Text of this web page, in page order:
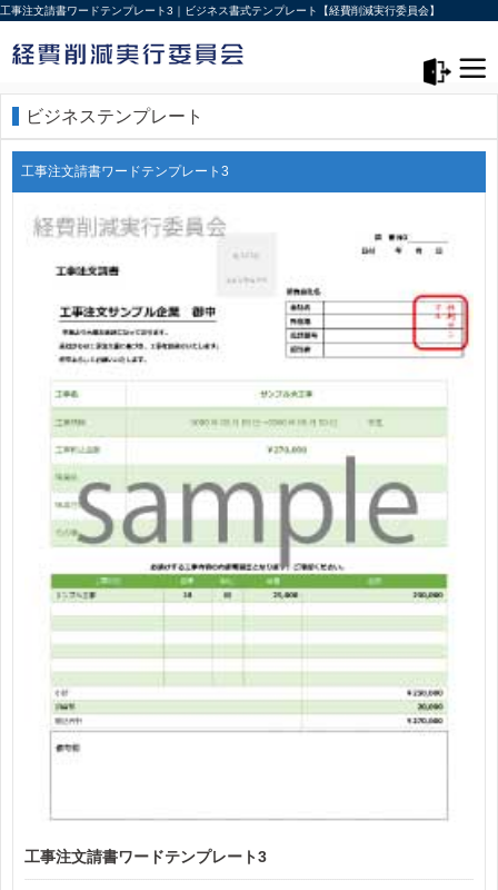
工事注文請書ワードテンプレート3｜ビジネス書式テンプレート【経費削減実行委員会】
ビジネステンプレート
工事注文請書ワードテンプレート3
工事注文請書ワードテンプレート3